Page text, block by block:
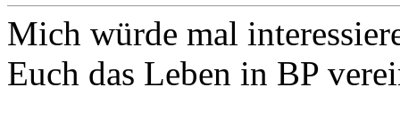
Mich würde mal
Euch das Leben in BP